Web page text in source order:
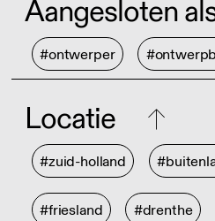
Aangesloten
#ontwerper
Locatie
#zuid-holland
#friesland #drenthe